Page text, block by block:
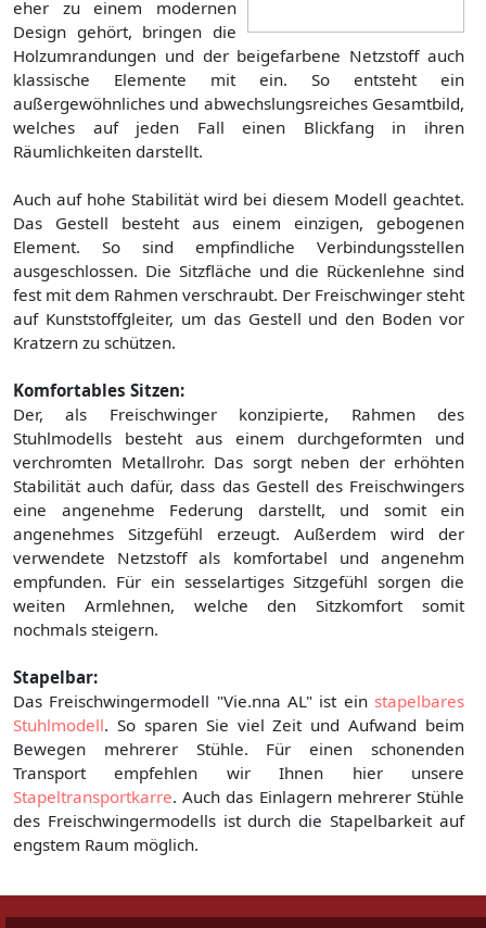
eher zu einem modernen
Design gehört, bringen die
Holzumrandungen und der beigefarbene Netzstoff auch
klassische Elemente mit ein. So entsteht ein
außergewöhnliches und abwechslungsreiches Gesamtbild,
welches auf jeden Fall einen Blickfang in ihren
Räumlichkeiten darstellt.
Auch auf hohe Stabilität wird bei diesem Modell geachtet.
Das Gestell besteht aus einem einzigen, gebogenen
Element. So sind empfindliche Verbindungsstellen
ausgeschlossen. Die Sitzfläche und die Rückenlehne sind
fest mit dem Rahmen verschraubt. Der Freischwinger steht
auf Kunststoffgleiter, um das Gestell und den Boden vor
Kratzern zu schützen.
Komfortables Sitzen:
Der, als Freischwinger konzipierte, Rahmen des
Stuhlmodells besteht aus einem durchgeformten und
verchromten Metallrohr. Das sorgt neben der erhöhten
Stabilität auch dafür, dass das Gestell des Freischwingers
eine angenehme Federung darstellt, und somit ein
angenehmes Sitzgefühl erzeugt. Außerdem wird der
verwendete Netzstoff als komfortabel und angenehm
empfunden. Für ein sesselartiges Sitzgefühl sorgen die
weiten Armlehnen, welche den Sitzkomfort somit
nochmals steigern.
Stapelbar:
Das Freischwingermodell "Vie.nna AL" ist ein stapelbares
Stuhlmodell. So sparen Sie viel Zeit und Aufwand beim
Bewegen mehrerer Stühle. Für einen schonenden
Transport empfehlen wir Ihnen hier unsere
Stapeltransportkarre. Auch das Einlagern mehrerer Stühle
des Freischwingermodells ist durch die Stapelbarkeit auf
engstem Raum möglich.